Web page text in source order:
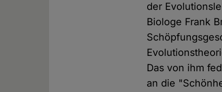
der
Biologe Frank
Das von ihm
an die